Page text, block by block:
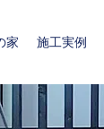
家 施工実例